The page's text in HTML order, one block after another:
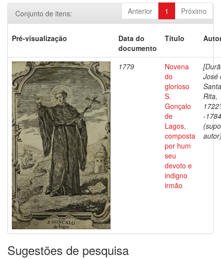
Anterior 1 Próximo
Conjunto de itens:
Pré-visualização
Data do
documento
Título
1779
Novena
do
glorioso
S.
Gonçalo
de
Lagos,
composta
por hum
seu
devoto e
indigno
irmão
José
Santa
Rita,
-1784
Sugestões de pesquisa